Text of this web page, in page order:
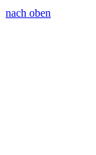
nach oben